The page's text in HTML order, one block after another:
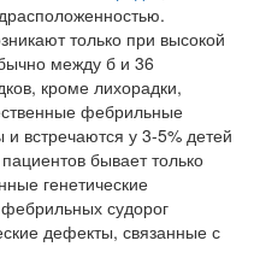
только при высокой
между б и 36
кроме лихорадки,
фебрильные
встречаются у 3-5% детей
бывает только
генетичес­кие
судорог
дефекты, связанные с